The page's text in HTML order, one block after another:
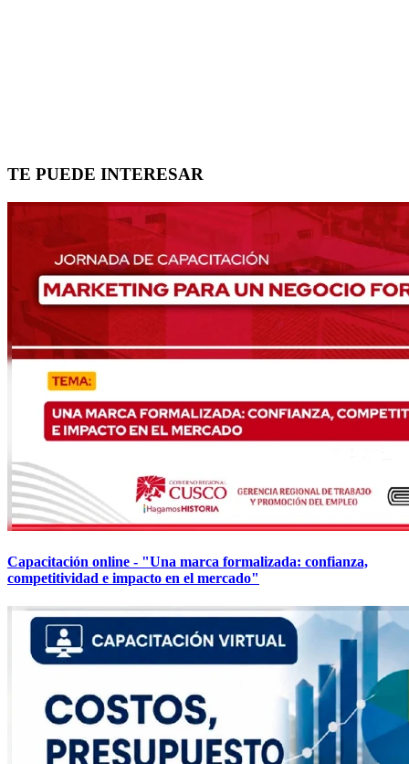
TE PUEDE INTERESAR
Capacitación online - "Una marca formalizada: confianza,
competitividad e impacto en el mercado"